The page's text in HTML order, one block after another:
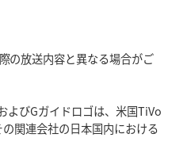
の放送内容と異なる場合がご
よびGガイドロゴは、米国TiVo
関連会社の日本国内における